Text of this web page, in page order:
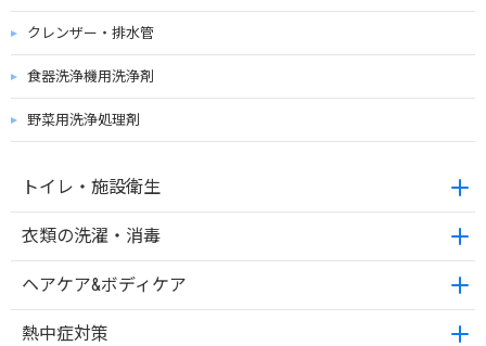
クレンザー・排水管
食器洗浄機用洗浄剤
野菜用洗浄処理剤
トイレ・施設衛生
衣類の洗濯・消毒
ヘアケア&ボディケア
熱中症対策